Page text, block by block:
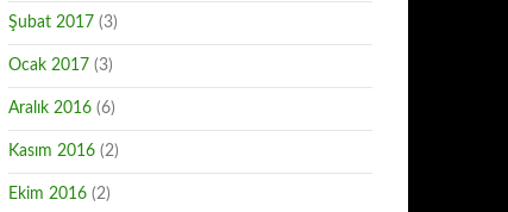
Şubat 2017 (3)
Ocak 2017 (3)
Aralık 2016 (6)
Kasım 2016 (2)
Ekim 2016 (2)